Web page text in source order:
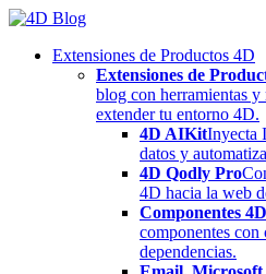
Skip
contentExtensiones de Productos 4D
Extensiones de
blog con herramientas
extender tu entorno 4D.
4D AIKitInyecta
datos y
4D Qodly Pro
4D hacia la web
Componentes 4D
componentes
dependencias.